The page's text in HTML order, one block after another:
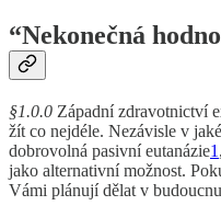
“Nekonečná
§1.0.0 Západní zdravotnictví
žít co nejdéle. Nezávisle v
dobrovolná pasivní eutanázie1
jako alternativní možnost.
Vámi plánují dělat v